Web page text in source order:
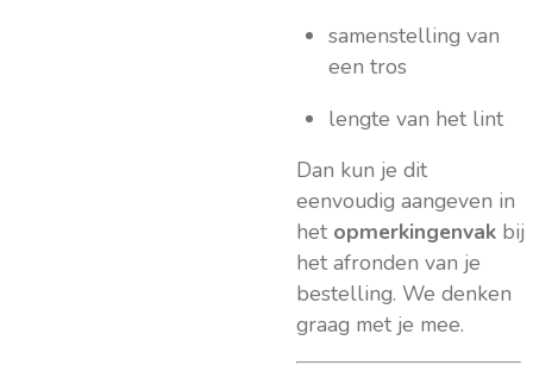
samenstelling van
een tros
lengte van het lint
Dan kun je dit
eenvoudig aangeven in
het opmerkingenvak bij
het afronden van je
bestelling. We denken
graag met je mee.